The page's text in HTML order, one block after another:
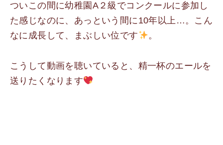
ついこの間に幼稚園A２級でコンクールに参加し
た感じなのに、あっという間に10年以上…。こん
なに成長して、まぶしい位です
。
こうして動画を聴いていると、精一杯のエールを
送りたくなります